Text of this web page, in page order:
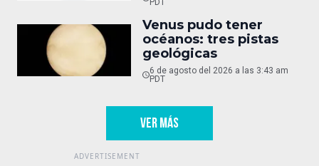
Venus pudo tener
océanos: tres pistas
geológicas
6 de agosto del 2026 a las 3:43 am
PDT
VER MÁS